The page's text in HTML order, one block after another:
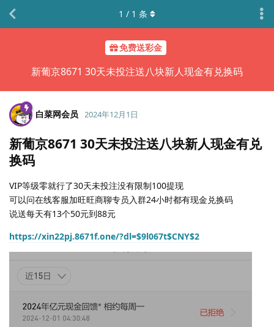
免费送彩金
新葡京8671 30天未投注送八块新人现金有兑换码
1 / 1 条
白菜网会员 2024年12月1日
新葡京8671 30天未投注送八块新人现金有兑
换码
VIP等级零就行了30天未投注没有限制100提现
可以问在线客服加旺旺商聊专员入群24小时都有现金兑换码
说送每天有13个50元到88元
https://xin22pj.8671f.one/?dl=$9l067t$CNY$2